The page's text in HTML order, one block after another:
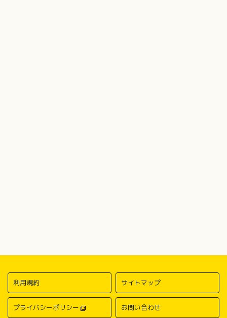
利用規約 サイトマップ
プライバシーポリシー お問い合わせ